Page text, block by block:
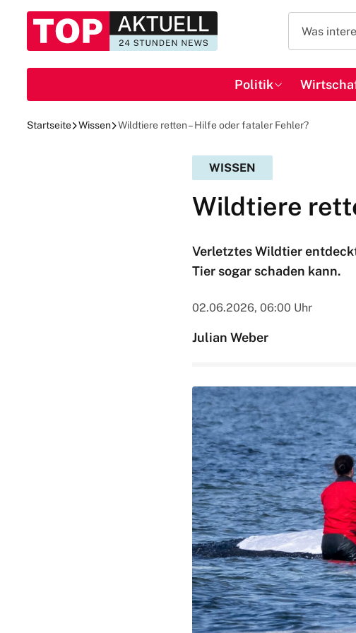
Politik
Startseite Wissen Wildtiere retten – Hilfe oder fataler Fehler?
WISSEN
Wildtiere
Verletztes Wildtier
Tier sogar schaden kann.
02.06.2026, 06:00 Uhr
Julian Weber